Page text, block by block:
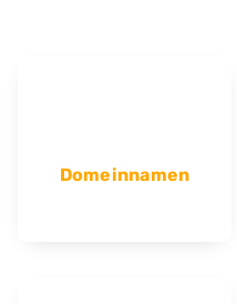
Domeinnamen